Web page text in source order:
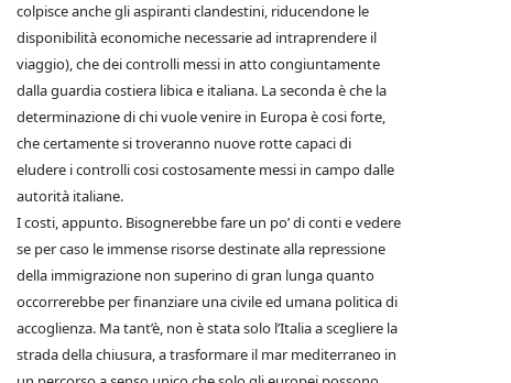
colpisce anche gli aspiranti clandestini, riducendone le
disponibilità economiche necessarie ad intraprendere il
viaggio), che dei controlli messi in atto congiuntamente
dalla guardia costiera libica e italiana. La seconda è che la
determinazione di chi vuole venire in Europa è cosi forte,
che certamente si troveranno nuove rotte capaci di
eludere i controlli cosi costosamente messi in campo dalle
autorità italiane.
I costi, appunto. Bisognerebbe fare un po’ di conti e vedere
se per caso le immense risorse destinate alla repressione
della immigrazione non superino di gran lunga quanto
occorrerebbe per finanziare una civile ed umana politica di
accoglienza. Ma tant’è, non è stata solo l’Italia a scegliere la
strada della chiusura, a trasformare il mar mediterraneo in